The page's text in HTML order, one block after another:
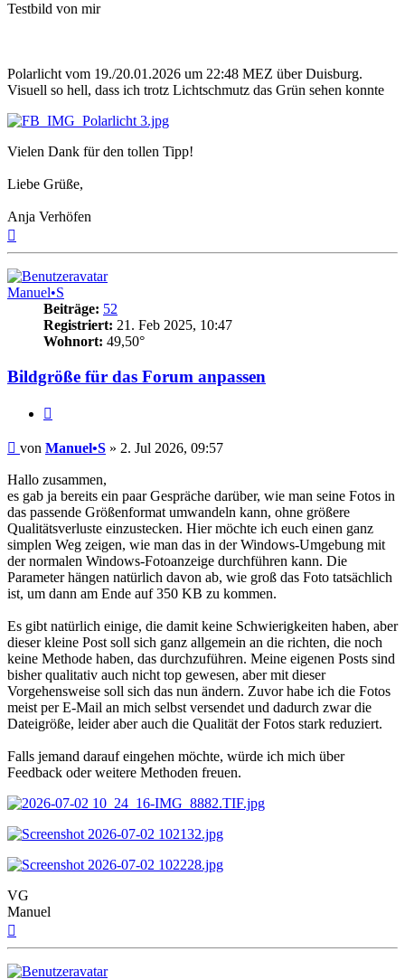
Testbild von mir
Polarlicht vom 19./20.01.2026 um 22:48 MEZ über Duisburg.
Visuell so hell, dass ich trotz Lichtschmutz das Grün sehen konnte
Vielen Dank für den tollen Tipp!
Liebe Grüße,
Anja Verhöfen
Manuel•S
Beiträge: 52
Registriert: 21. Feb 2025, 10:47
Wohnort: 49,50°
Bildgröße für das Forum anpassen
Beitrag
von Manuel•S » 2. Jul 2026, 09:57
Hallo zusammen,
es gab ja bereits ein paar Gespräche darüber, wie man seine Fotos in
das passende Größenformat umwandeln kann, ohne größere
Qualitätsverluste einzustecken. Hier möchte ich euch einen ganz
simplen Weg zeigen, wie man das in der Windows-Umgebung mit
der normalen Windows-Fotoanzeige durchführen kann. Die
Parameter hängen natürlich davon ab, wie groß das Foto tatsächlich
ist, um dann am Ende auf 350 KB zu kommen.
Es gibt natürlich einige, die damit keine Schwierigkeiten haben, aber
dieser kleine Post soll sich ganz allgemein an die richten, die noch
keine Methode haben, das durchzuführen. Meine eigenen Posts sind
bisher qualitativ auch nicht top gewesen, aber mit dieser
Vorgehensweise soll sich das nun ändern. Zuvor habe ich die Fotos
meist per E-Mail an mich selbst versendet und dadurch zwar die
Dateigröße, leider aber auch die Qualität der Fotos stark reduziert.
Falls jemand darauf eingehen möchte, würde ich mich über
Feedback oder weitere Methoden freuen.
VG
Manuel